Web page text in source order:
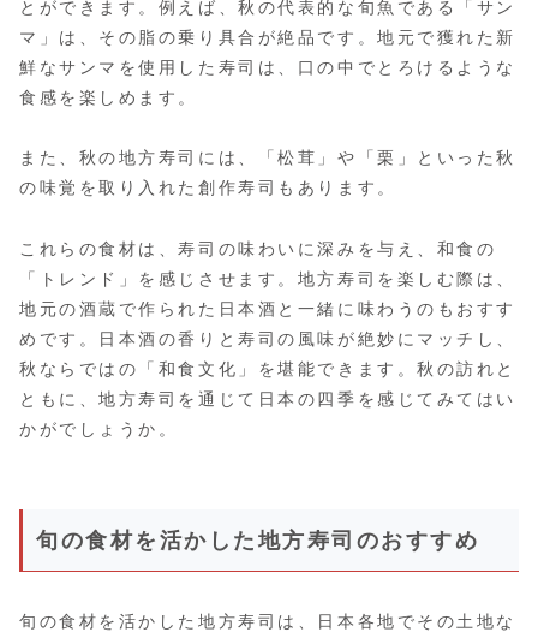
とができます。例えば、秋の代表的な旬魚である「サン
マ」は、その脂の乗り具合が絶品です。地元で獲れた新
鮮なサンマを使用した寿司は、口の中でとろけるような
食感を楽しめます。
また、秋の地方寿司には、「松茸」や「栗」といった秋
の味覚を取り入れた創作寿司もあります。
これらの食材は、寿司の味わいに深みを与え、和食の
「トレンド」を感じさせます。地方寿司を楽しむ際は、
地元の酒蔵で作られた日本酒と一緒に味わうのもおすす
めです。日本酒の香りと寿司の風味が絶妙にマッチし、
秋ならではの「和食文化」を堪能できます。秋の訪れと
ともに、地方寿司を通じて日本の四季を感じてみてはい
かがでしょうか。
旬の食材を活かした地方寿司のおすすめ
旬の食材を活かした地方寿司は、日本各地でその土地な